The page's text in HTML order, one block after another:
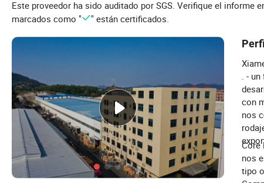
Este proveedor ha sido auditado por SGS. Verifique el informe
marcados como "
" están certificados.
. -
con
nos
Core
nos
tipo